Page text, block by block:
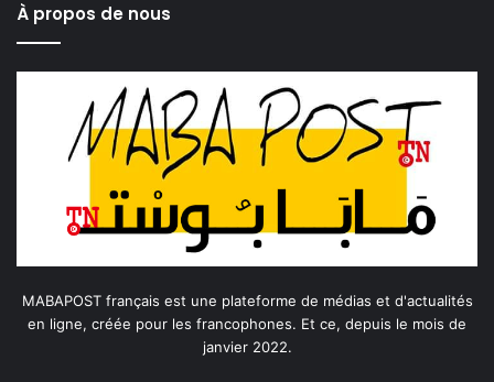
À propos de nous
MABAPOST français est une plateforme de médias et d'actualités
en ligne, créée pour les francophones. Et ce, depuis le mois de
janvier 2022.